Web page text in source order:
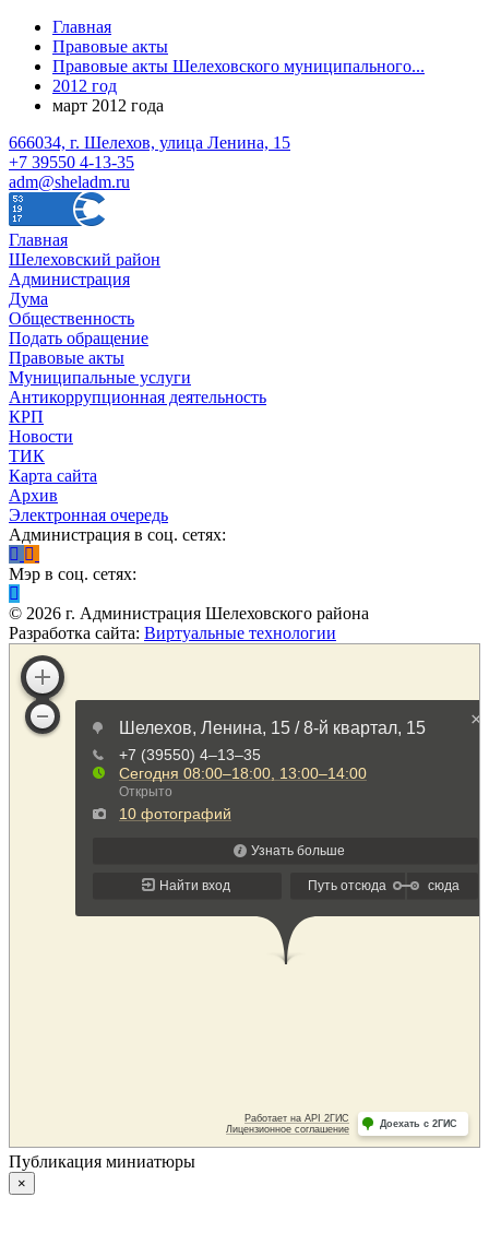
Главная
Правовые акты
Правовые акты Шелеховского муниципального...
2012 год
март 2012 года
666034, г. Шелехов, улица Ленина, 15
+7 39550 4-13-35
adm@sheladm.ru
Главная
Шелеховский район
Администрация
Дума
Общественность
Подать обращение
Правовые акты
Муниципальные услуги
Антикоррупционная деятельность
КРП
Новости
ТИК
Карта сайта
Архив
Электронная очередь
Администрация в соц. сетях:
Мэр в соц. сетях:
© 2026 г. Администрация Шелеховского района
Разработка сайта: Виртуальные технологии
Публикация миниатюры
×